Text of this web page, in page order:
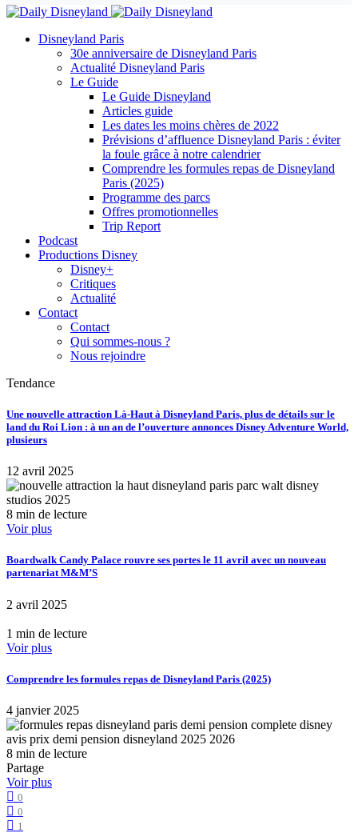
Disneyland Paris
30e anniversaire de Disneyland Paris
Actualité Disneyland Paris
Le Guide
Le Guide Disneyland
Articles guide
Les dates les moins chères de 2022
Prévisions d’affluence Disneyland Paris : éviter
la foule grâce à notre calendrier
Comprendre les formules repas de Disneyland
Paris (2025)
Programme des parcs
Offres promotionnelles
Trip Report
Podcast
Productions Disney
Disney+
Critiques
Actualité
Contact
Contact
Qui sommes-nous ?
Nous rejoindre
Tendance
Une nouvelle attraction Là-Haut à Disneyland Paris, plus de détails sur le
land du Roi Lion : à un an de l’ouverture annonces Disney Adventure World,
plusieurs
12 avril 2025
8 min de lecture
Voir plus
Boardwalk Candy Palace rouvre ses portes le 11 avril avec un nouveau
partenariat M&M’S
2 avril 2025
1 min de lecture
Voir plus
Comprendre les formules repas de Disneyland Paris (2025)
4 janvier 2025
8 min de lecture
Partage
Voir plus
0
0
1